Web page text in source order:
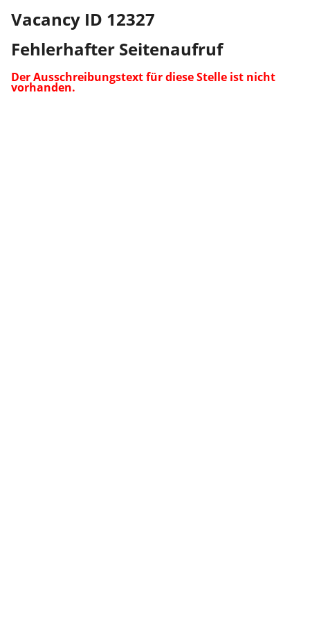
Vacancy ID 12327
Fehlerhafter Seitenaufruf
Der Ausschreibungstext für diese Stelle ist nicht
vorhanden.